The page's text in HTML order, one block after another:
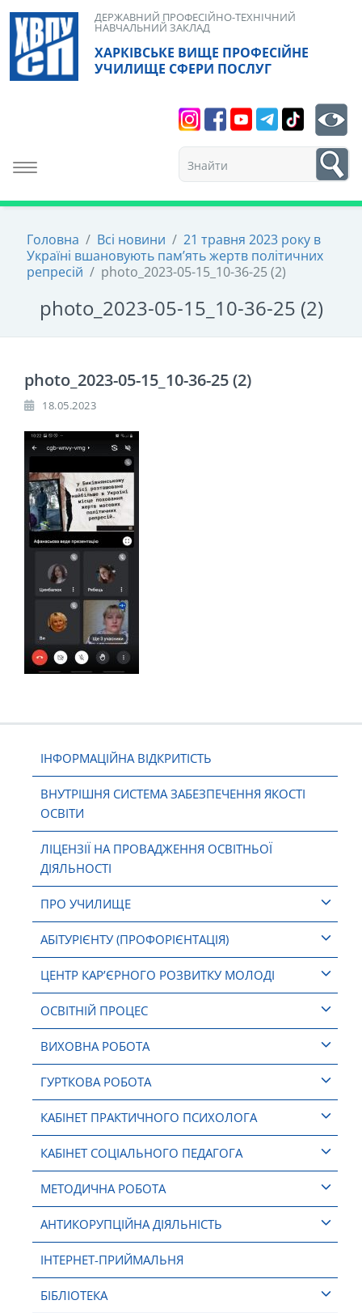
Skip
content
ХАРКІВСЬКЕ ВИЩЕ ПРОФЕСІЙНЕ
УЧИЛИЩЕ СФЕРИ ПОСЛУГ
ДЕРЖАВНИЙ ПРОФЕСІЙНО-ТЕХНІЧНИЙ
НАВЧАЛЬНИЙ ЗАКЛАД
Toggle navigation
1
Головна / Всі новини / 21 травня 2023 року в
Україні вшановують пам’ять жертв політичних
репресій / photo_2023-05-15_10-36-25 (2)
photo_2023-05-15_10-36-25 (2)
ІНФОРМАЦІЙНА ВІДКРИТІСТЬ
ВНУТРІШНЯ СИСТЕМА ЗАБЕЗПЕЧЕННЯ ЯКОСТІ
ОСВІТИ
ЛІЦЕНЗІЇ НА ПРОВАДЖЕННЯ ОСВІТНЬОЇ
ДІЯЛЬНОСТІ
ПРО УЧИЛИЩЕ
АБІТУРІЄНТУ (ПРОФОРІЄНТАЦІЯ)
ЦЕНТР КАР’ЄРНОГО РОЗВИТКУ МОЛОДІ
ОСВІТНІЙ ПРОЦЕС
ВИХОВНА РОБОТА
ГУРТКОВА РОБОТА
КАБІНЕТ ПРАКТИЧНОГО ПСИХОЛОГА
КАБІНЕТ СОЦІАЛЬНОГО ПЕДАГОГА
МЕТОДИЧНА РОБОТА
АНТИКОРУПЦІЙНА ДІЯЛЬНІСТЬ
ІНТЕРНЕТ-ПРИЙМАЛЬНЯ
БІБЛІОТЕКА
photo_2023-05-15_10-36-25 (2)
18.05.2023